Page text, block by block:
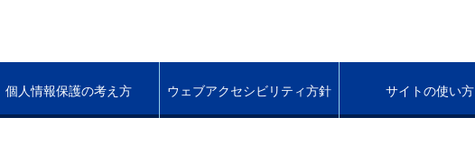
個人情報保護の考え方 ウェブアクセシビリティ方針 サイトの使い方